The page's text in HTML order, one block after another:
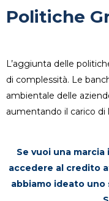
Politiche
L’aggiunta delle
di complessità. Le
ambientale delle
aumentando il carico di
Se vuoi una
accedere al credito
abbiamo ideato